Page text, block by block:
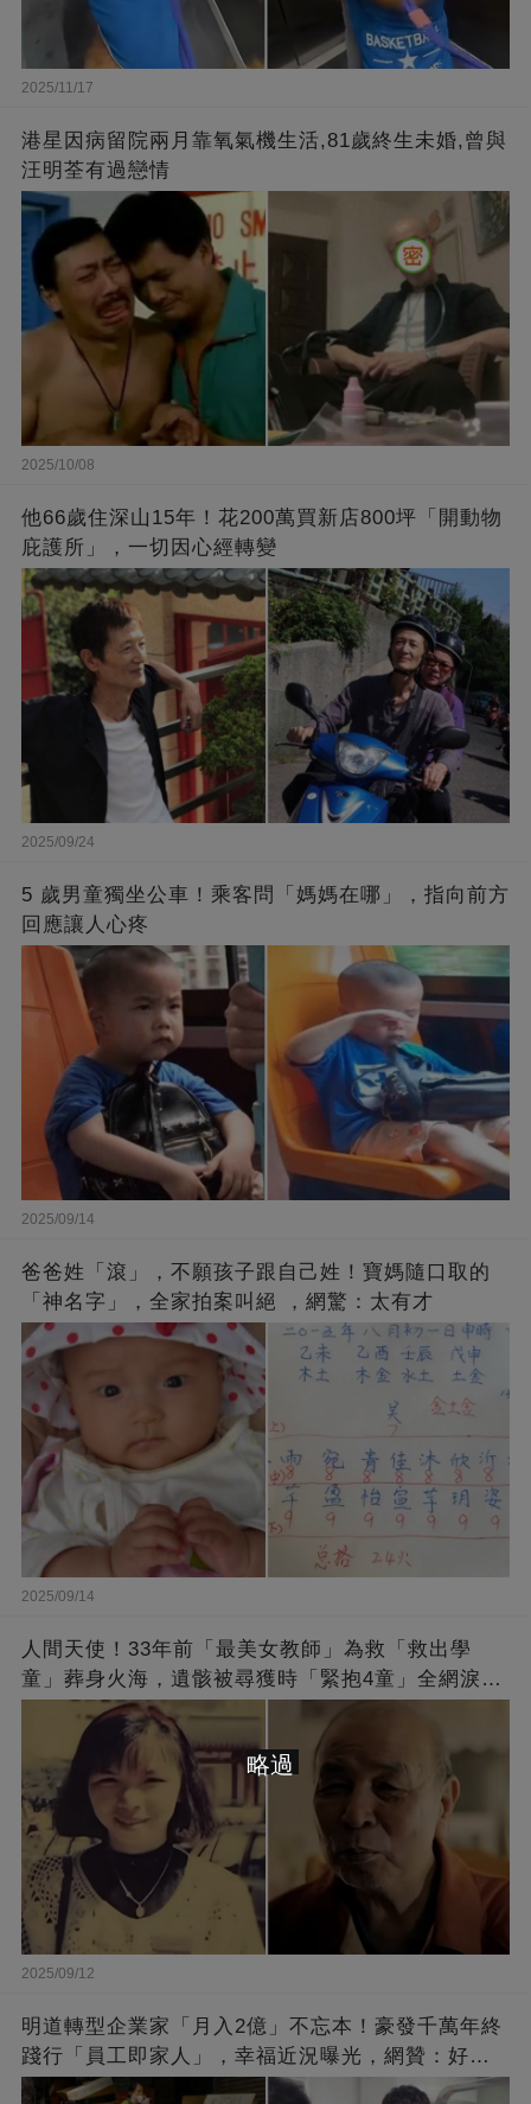
2025/11/17
港星因病留院兩月靠氧氣機生活,81歲終生未婚,曾與
汪明荃有過戀情
2025/10/08
他66歲住深山15年！花200萬買新店800坪「開動物
庇護所」，一切因心經轉變
2025/09/24
5 歲男童獨坐公車！乘客問「媽媽在哪」，指向前方
回應讓人心疼
2025/09/14
爸爸姓「滾」，不願孩子跟自己姓！寶媽隨口取的
「神名字」，全家拍案叫絕 ，網驚：太有才
2025/09/14
人間天使！33年前「最美女教師」為救「救出學
童」葬身火海，遺骸被尋獲時「緊抱4童」全網淚
崩：真正的英雄不該被遺忘
2025/09/12
明道轉型企業家「月入2億」不忘本！豪發千萬年終
踐行「員工即家人」，幸福近況曝光，網贊：好老
闆的福報
略過